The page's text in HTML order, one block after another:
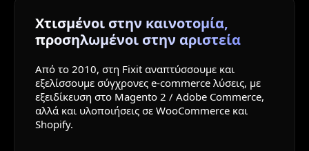
Χτισμένοι στην καινοτομία,
προσηλωμένοι στην αριστεία
Από το 2010, στη Fixit αναπτύσσουμε και
εξελίσσουμε σύγχρονες e-commerce λύσεις, με
εξειδίκευση στο Magento 2 / Adobe Commerce,
αλλά και υλοποιήσεις σε WooCommerce και
Shopify.